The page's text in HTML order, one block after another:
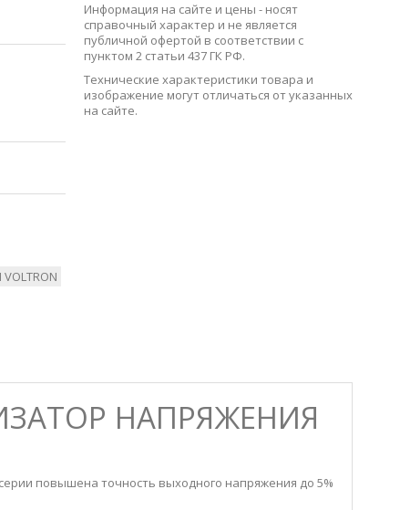
Информация на сайте и цены - носят
справочный характер и не является
публичной офертой в соответствии с
пунктом 2 статьи 437 ГК РФ.
Технические характеристики товара и
изображение могут отличаться от указанных
на сайте.
НАПРЯЖЕНИЯ
повышена точность выходного напряжения до 5%